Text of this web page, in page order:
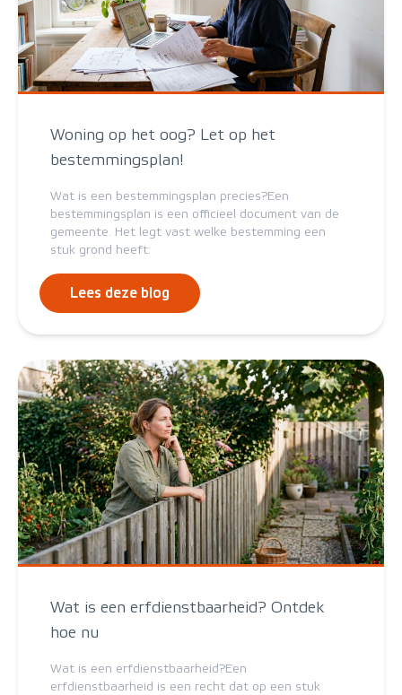
Woning op het oog? Let op het
bestemmingsplan!
Wat is een bestemmingsplan precies?Een
bestemmingsplan is een officieel document van de
gemeente. Het legt vast welke bestemming een
stuk grond heeft:
Lees deze blog
Wat is een erfdienstbaarheid? Ontdek
hoe nu
Wat is een erfdienstbaarheid?Een
erfdienstbaarheid is een recht dat op een stuk